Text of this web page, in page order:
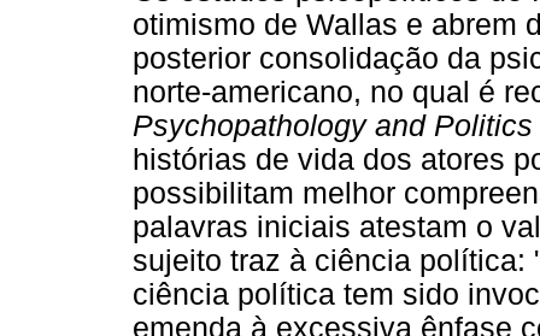
otimismo de Wallas e abrem
posterior consolidação da
norte-americano, no qual é
Psychopathology and Politics
histórias de vida dos atores
possibilitam melhor
palavras iniciais atestam o
sujeito traz à ciência política:
ciência política tem sido
emenda à excessiva ênfase